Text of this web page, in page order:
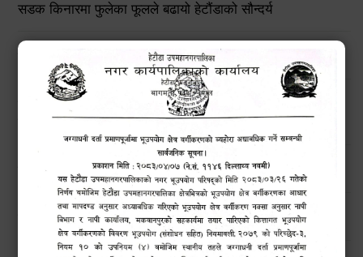
सडक किनारमा फुलेका फूलले बढायो हेटौंडाको सौन्दर्य
उपमहानगर परिसरमा साता व्यापी सरसफाई अभियान सम्पन्न
खोला तथा किनारमा सवारी साधन धुन निषेध गरिएको अत्यन्त जरूरी
सूचना !
हेटौंडा उपमहानगरपालिकाको विपद् व्यवस्थापनरणनीतिक कार्ययोजना
उच्च सतर्कताको लागि अनुरोध